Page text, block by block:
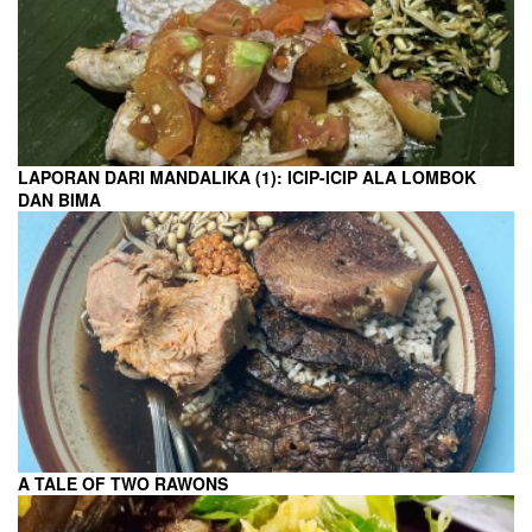
LAPORAN DARI MANDALIKA (1): ICIP-ICIP ALA LOMBOK
DAN BIMA
A TALE OF TWO RAWONS